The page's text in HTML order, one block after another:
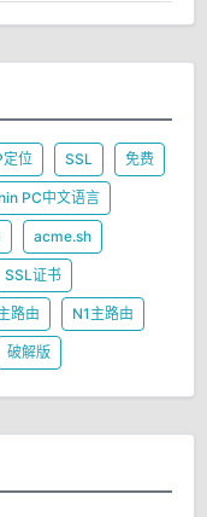
定位 SSL 免费
PC中文语言
acme.sh
SSL证书
路由 N1主路由
破解版